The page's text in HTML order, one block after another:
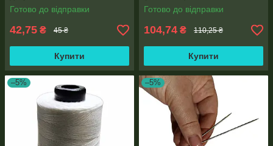
Готово до відправки
42,75 ₴ 45 ₴
Купити
Готово до відправки
104,74 ₴ 110,25 ₴
Купити
–5% –5%